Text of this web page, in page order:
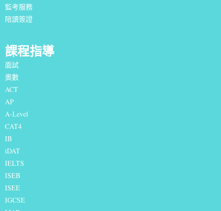
監考服務
陪讀簽證
課程指導
面試
奧數
ACT
AP
A-Level
CAT4
IB
iDAT
IELTS
ISEB
ISEE
IGCSE